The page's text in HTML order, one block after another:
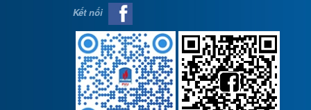
Kết nối